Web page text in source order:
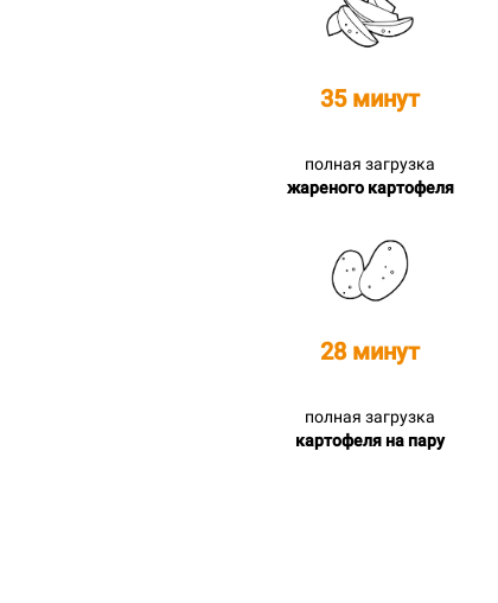
35 минут
полная загрузка
жареного картофеля
28 минут
полная загрузка
картофеля на пару